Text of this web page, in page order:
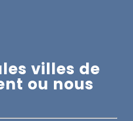
villes de
ou nous